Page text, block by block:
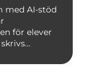
med AI-stöd
för elever